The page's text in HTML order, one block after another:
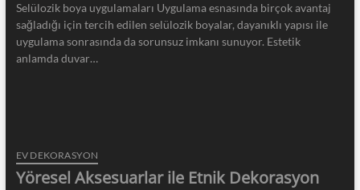
Selülozik boya uygulamaları Uygulama esnasında birçok avantaj
sağladığı için tercih edilen selülozik boyalar, dayanıklı yapısı ile
uygulama sonrasında da sorunsuz imkanı sunuyor. Estetik
anlamda duvar…
EV DEKORASYON
Yöresel Aksesuarlar ile Etnik Dekorasyon